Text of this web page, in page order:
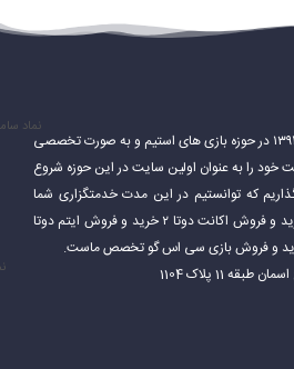
سایت استیم فروشی در شهریور ۱۳۹۴ در حوزه بازی های استیم و به صورت تخصصی
اکانت دوتا ۲ فعالیت خود را به عنوان اولین سایت در این حوزه شروع
که توانستیم در این مدت خدمتگزاری شما
گیمر های عزیز را انجام بدهیم.خرید و فروش اکانت دوتا ۲ خرید و فروش ایتم دوتا
11 پلاک 1104
نماد